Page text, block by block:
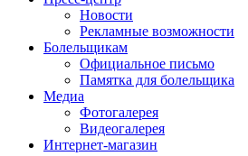
Новости
Рекламные возможности
Болельщикам
Официальное письмо
Памятка для болельщика
Медиа
Фотогалерея
Видеогалерея
Интернет-магазин